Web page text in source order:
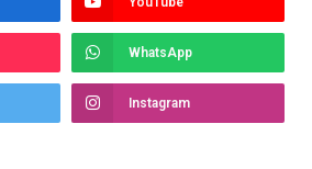
WhatsApp
Instagram